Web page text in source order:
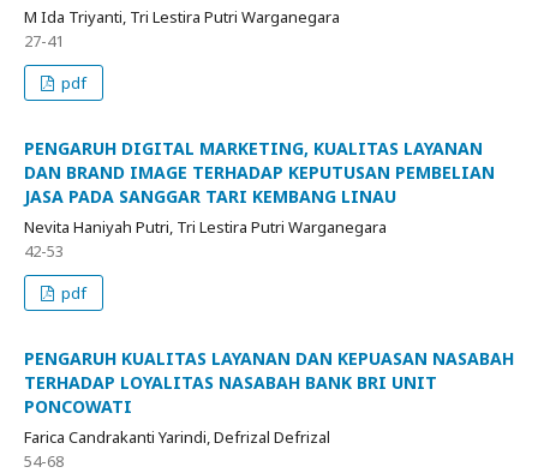
M Ida Triyanti, Tri Lestira Putri Warganegara
27-41
pdf
PENGARUH DIGITAL MARKETING, KUALITAS LAYANAN
DAN BRAND IMAGE TERHADAP KEPUTUSAN PEMBELIAN
JASA PADA SANGGAR TARI KEMBANG LINAU
Nevita Haniyah Putri, Tri Lestira Putri Warganegara
42-53
pdf
PENGARUH KUALITAS LAYANAN DAN KEPUASAN NASABAH
TERHADAP LOYALITAS NASABAH BANK BRI UNIT
PONCOWATI
Farica Candrakanti Yarindi, Defrizal Defrizal
54-68